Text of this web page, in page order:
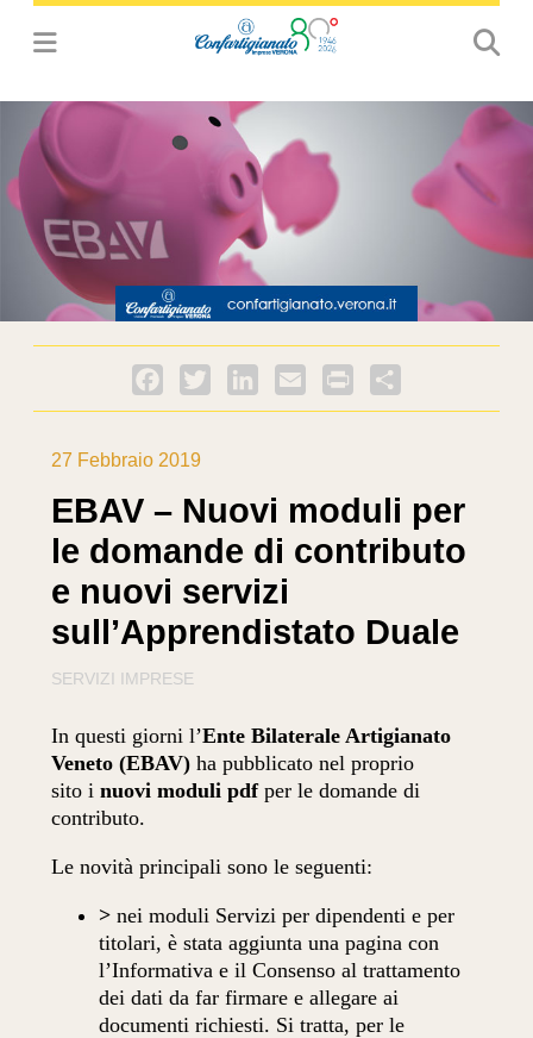
Facebook
Twitter LinkedInEmail PrintFriendly
27 Febbraio 2019
EBAV – Nuovi moduli per
le domande di contributo
e nuovi servizi
sull’Apprendistato Duale
SERVIZI IMPRESE
In questi giorni l’Ente Bilaterale Artigianato
Veneto (EBAV) ha pubblicato nel proprio
sito inuovi moduli pdfper le domande di
contributo.
Le novità principali sono le seguenti:
> nei moduli Servizi per dipendenti e per
titolari, è stata aggiunta una pagina con
l’Informativa e il Consenso al trattamento
dei dati da far firmare e allegare ai
documenti richiesti. Si tratta, per le